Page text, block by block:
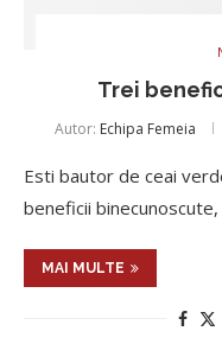
Trei
Autor: Echipa Femeia
Esti bautor de ceai
beneficii
MAI MULTE